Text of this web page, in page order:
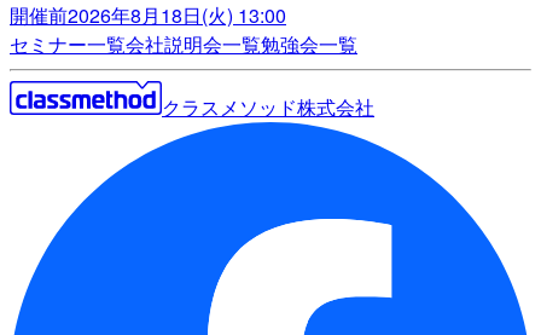
開催前2026年8月18日(火) 13:00
セミナー一覧会社説明会一覧勉強会一覧
クラスメソッド株式会社